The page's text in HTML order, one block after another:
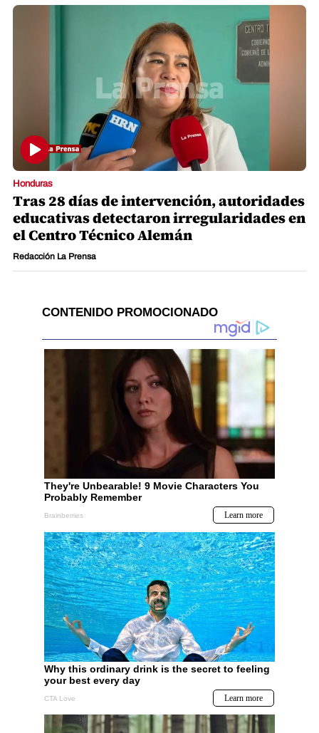
Honduras
Tras 28 días de intervención, autoridades
educativas detectaron irregularidades en
el Centro Técnico Alemán
Redacción La Prensa